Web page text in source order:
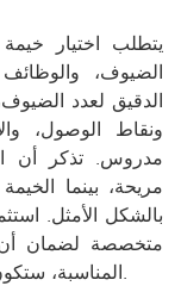
يتطلب اختيار
الضيوف،
الدقيق لعدد
ونقاط الوصول،
مدروس. تذكر أن
مريحة، بينما
بالشكل الأمثل.
متخصصة لضمان أن
المناسبة، ستكون فعاليتك الخارجية مناسبة لا تُنسى وناجحة.